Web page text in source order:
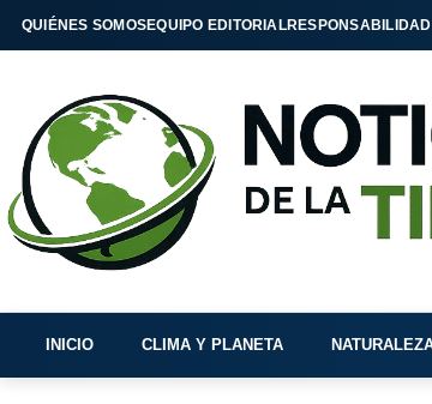
QUIÉNES SOMOSEQUIPO EDITORIAL
INICIO CLIMA Y PLANETA